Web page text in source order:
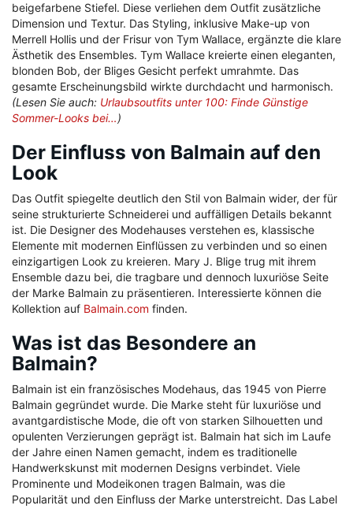
beigefarbene Stiefel. Diese verliehen dem Outfit zusätzliche
Dimension und Textur. Das Styling, inklusive Make-up von
Merrell Hollis und der Frisur von Tym Wallace, ergänzte die klare
Ästhetik des Ensembles. Tym Wallace kreierte einen eleganten,
blonden Bob, der Bliges Gesicht perfekt umrahmte. Das
gesamte Erscheinungsbild wirkte durchdacht und harmonisch.
(Lesen Sie auch: Urlaubsoutfits unter 100: Finde Günstige
Sommer-Looks bei…)
Der Einfluss von Balmain auf den
Look
Das Outfit spiegelte deutlich den Stil von Balmain wider, der für
seine strukturierte Schneiderei und auffälligen Details bekannt
ist. Die Designer des Modehauses verstehen es, klassische
Elemente mit modernen Einflüssen zu verbinden und so einen
einzigartigen Look zu kreieren. Mary J. Blige trug mit ihrem
Ensemble dazu bei, die tragbare und dennoch luxuriöse Seite
der Marke Balmain zu präsentieren. Interessierte können die
Kollektion auf Balmain.com finden.
Was ist das Besondere an
Balmain?
Balmain ist ein französisches Modehaus, das 1945 von Pierre
Balmain gegründet wurde. Die Marke steht für luxuriöse und
avantgardistische Mode, die oft von starken Silhouetten und
opulenten Verzierungen geprägt ist. Balmain hat sich im Laufe
der Jahre einen Namen gemacht, indem es traditionelle
Handwerkskunst mit modernen Designs verbindet. Viele
Prominente und Modeikonen tragen Balmain, was die
Popularität und den Einfluss der Marke unterstreicht. Das Label